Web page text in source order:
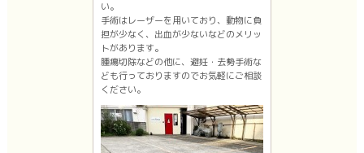
い。
手術はレーザーを用いており、動物に負
担が少なく、出血が少ないなどのメリッ
トがあります。
腫瘍切除などの他に、避妊・去勢手術な
ども行っておりますのでお気軽にご相談
ください。